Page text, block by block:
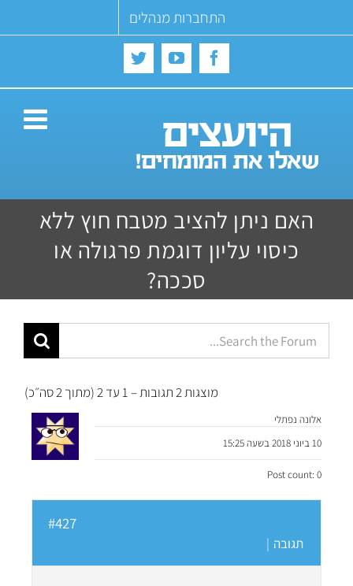
התחברות מנהלים
Facebook
YouTube
Twitter
האם ניתן להציב מטבח חוץ ללא
כיסוי עליון דוגמת פרגולה או
סככה?
מוצגות 2 תגובות – 1 עד 2 (מתוך 2 סה״כ)
אלונה נפתלי
10 ביוני 2018 בשעה 15:25
Post count: 0
#427
תגובה |